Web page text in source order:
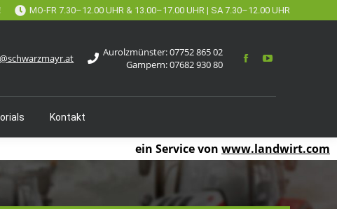
MO-FR 7.30–12.00 UHR & 13.00–17.00 UHR | SA 7.30–12.00 UHR
Aurolzmünster:07752 865 02
Gampern:07682 930 80
Kontakt
ein Service von www.landwirt.com